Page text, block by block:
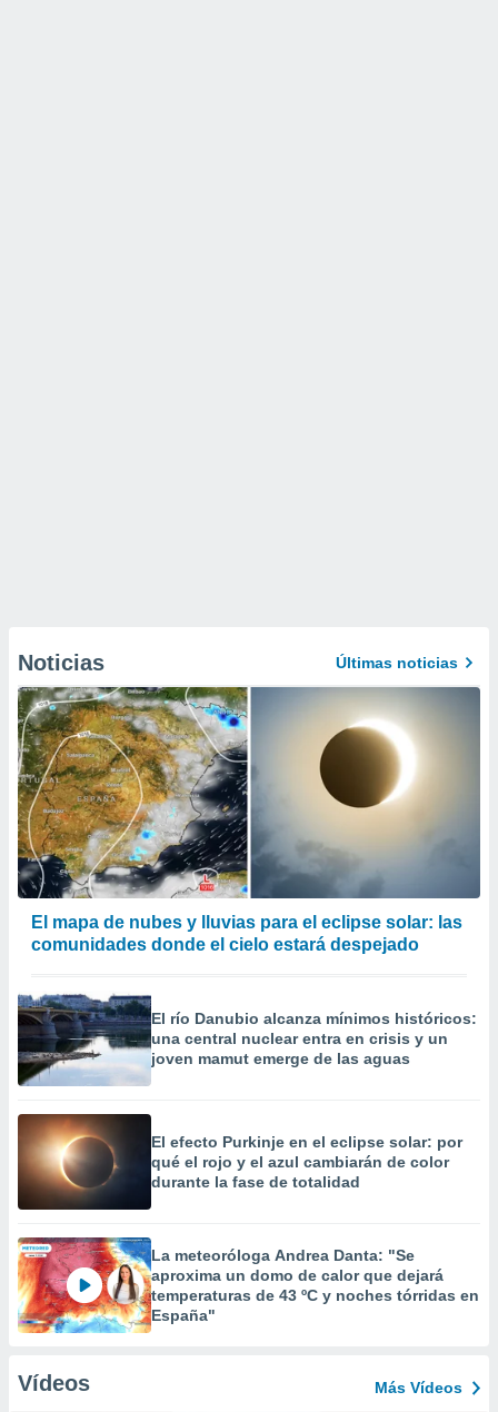
Noticias Últimas noticias
​El mapa de nubes y lluvias para el eclipse solar: las
comunidades donde el cielo estará despejado
El río Danubio alcanza mínimos históricos:
una central nuclear entra en crisis y un
joven mamut emerge de las aguas
El efecto Purkinje en el eclipse solar: por
qué el rojo y el azul cambiarán de color
durante la fase de totalidad
La meteoróloga Andrea Danta: "Se
aproxima un domo de calor que dejará
temperaturas de 43 ºC y noches tórridas en
España"
Vídeos Más Vídeos